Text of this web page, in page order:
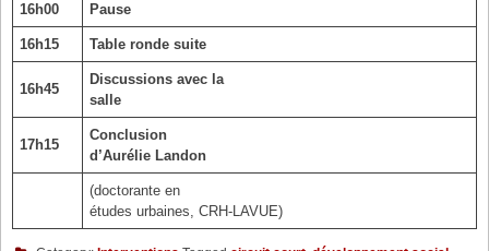
16h00 Pause
16h15 Table ronde suite
16h45
Discussions avec la
salle
17h15
Conclusion
d’Aurélie Landon
(doctorante en
études urbaines, CRH-LAVUE)